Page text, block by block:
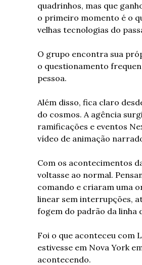
quadrinhos, mas que
o primeiro momento é o
velhas tecnologias do
O grupo encontra sua
o questionamento
pessoa.
Além disso, fica claro
do cosmos. A agência
ramificações e eventos
vídeo de animação
Com os acontecimentos
voltasse ao normal.
comando e criaram uma
linear sem interrupções,
fogem do padrão da linha
Foi o que aconteceu com
estivesse em Nova York
acontecendo.